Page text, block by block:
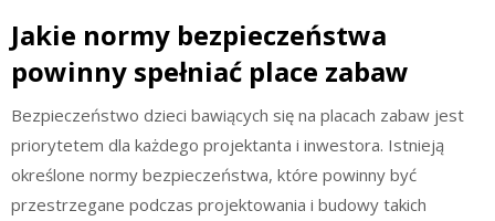
Jakie normy bezpieczeństwa
powinny spełniać place zabaw
Bezpieczeństwo dzieci bawiących się na placach zabaw jest
priorytetem dla każdego projektanta i inwestora. Istnieją
określone normy bezpieczeństwa, które powinny być
przestrzegane podczas projektowania i budowy takich